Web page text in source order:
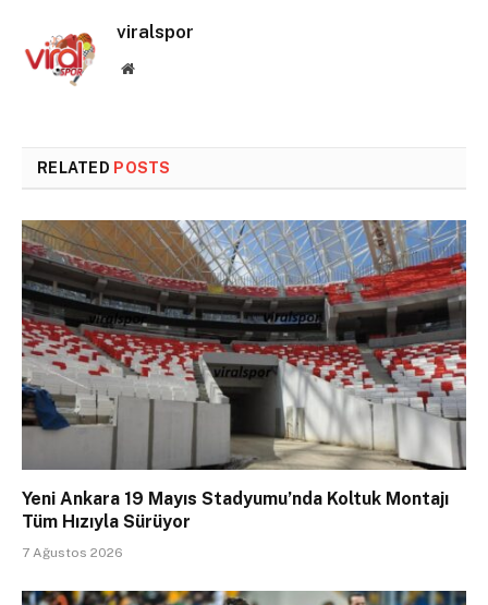
viralspor
Website
RELATED POSTS
Yeni Ankara 19 Mayıs Stadyumu’nda Koltuk Montajı
Tüm Hızıyla Sürüyor
7 Ağustos 2026